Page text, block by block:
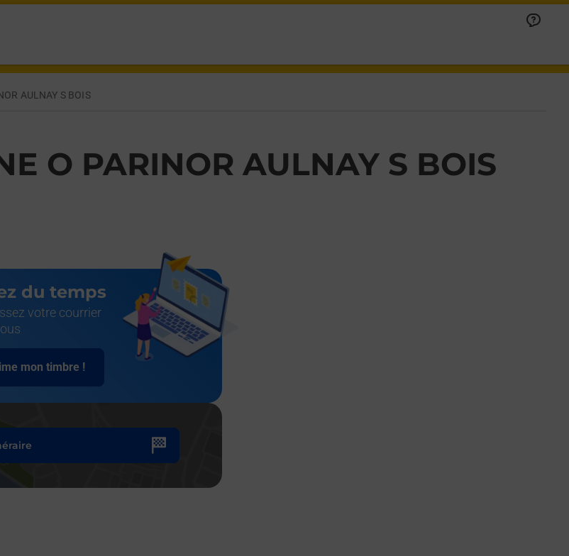
AULNAY S BOIS
O PARINOR AULNAY S BOIS
du temps
votre courrier
mon timbre !
BOIS,